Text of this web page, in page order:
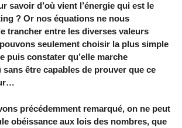
savoir d’où vient l’énergie qui est le
? Or nos équations ne nous
trancher entre les diverses valeurs
seulement choisir la plus simple
puis constater qu’elle marche
sans être capables de prouver que ce
précédemment remarqué, on ne peut
obéissance aux lois des nombres, que